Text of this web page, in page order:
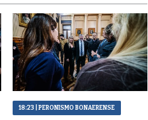
18:23 | PERONISMO BONAERENSE